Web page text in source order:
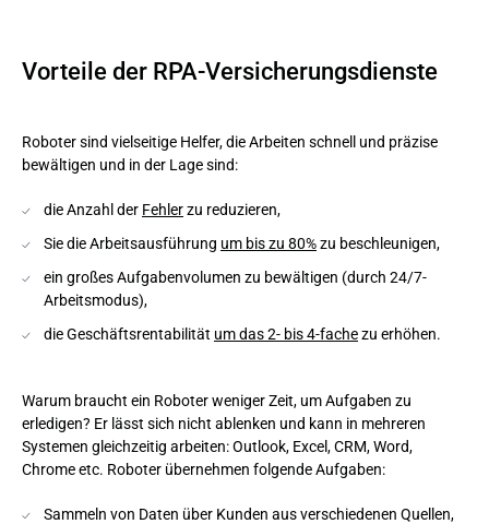
Vorteile der RPA-Versicherungsdienste
Roboter sind vielseitige Helfer, die Arbeiten schnell und präzise
bewältigen und in der Lage sind:
die Anzahl der Fehlerzu reduzieren,
Sie die Arbeitsausführung um bis zu 80%zu beschleunigen,
ein großes Aufgabenvolumen zu bewältigen (durch 24/7-
Arbeitsmodus),
die Geschäftsrentabilität um das 2- bis 4-fachezu erhöhen.
Warum braucht ein Roboter weniger Zeit, um Aufgaben zu
erledigen? Er lässt sich nicht ablenken und kann in mehreren
Systemen gleichzeitig arbeiten: Outlook, Excel, CRM, Word,
Chrome etc. Roboter übernehmen folgende Aufgaben:
Sammeln von Daten über Kunden aus verschiedenen Quellen,